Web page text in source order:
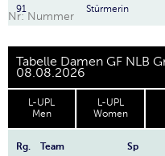
91 Stürmerin
Nr: Nummer
Tabelle Damen GF NLB
08.08.2026
L-UPL
Men
L-UPL
Women
Rg. Team Sp